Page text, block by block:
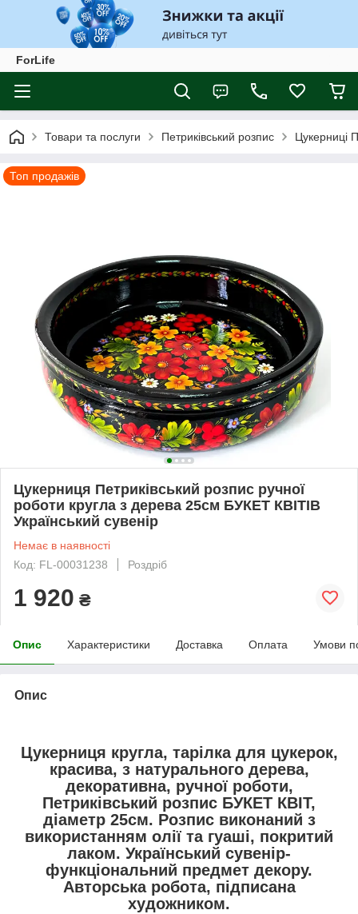
ForLife
Товари та послуги Петриківський розпис Цукерниці
Топ продажів
Цукерниця Петриківський розпис ручної
роботи кругла з дерева 25см БУКЕТ КВІТІВ
Український сувенір
Немає в наявності
Код: FL-00031238
Роздріб
1 920 ₴
Опис Характеристики Доставка Оплата Умови
Опис
Цукерниця кругла, тарілка для цукерок,
красива, з натурального дерева,
декоративна, ручної роботи,
Петриківський розпис БУКЕТ КВІТ,
діаметр 25см. Розпис виконаний з
використанням олії та гуаші, покритий
лаком. Український сувенір-
функціональний предмет декору.
Авторська робота, підписана
художником.